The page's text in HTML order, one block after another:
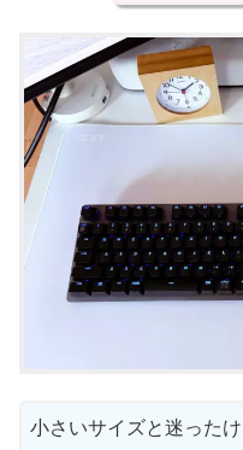
小さいサイズと迷った